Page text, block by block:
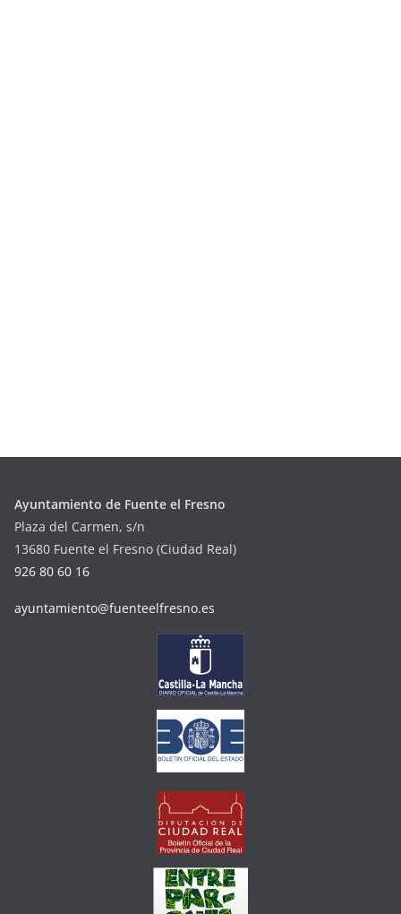
Ayuntamiento de Fuente el Fresno
Plaza del Carmen, s/n
13680 Fuente el Fresno (Ciudad Real)
926 80 60 16
ayuntamiento@fuenteelfresno.es